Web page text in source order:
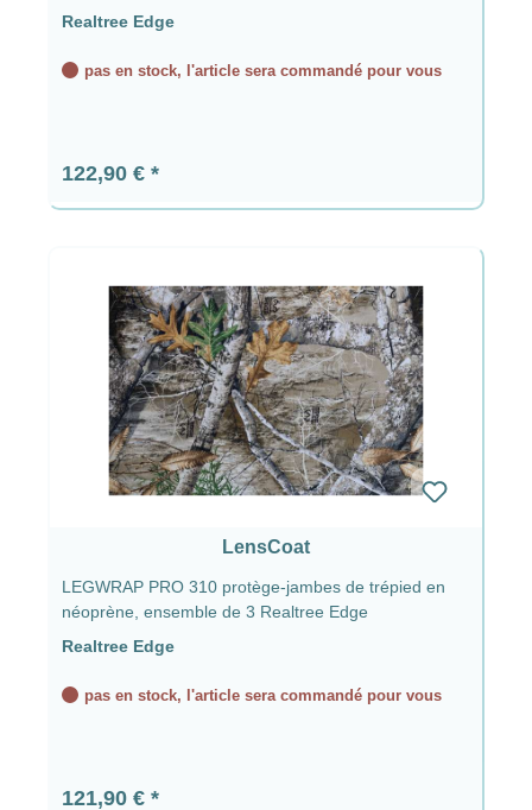
Realtree Edge
Realtree Edge
pas en stock, l'article sera commandé pour vous
Prix régulier :
122,90 €
LensCoat
LEGWRAP PRO 310 protège-jambes de trépied en
néoprène, ensemble de 3 Realtree Edge
Realtree Edge
pas en stock, l'article sera commandé pour vous
Prix régulier :
121,90 €